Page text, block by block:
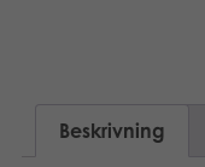
Beskrivning